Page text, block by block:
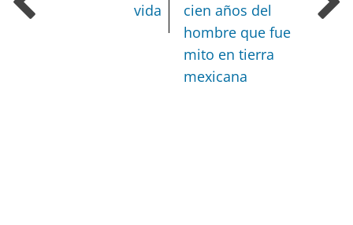
vida
cien años del
hombre que fue
mito en tierra
mexicana